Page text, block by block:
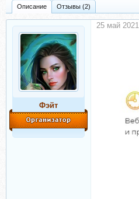
Описание Отзывы (2)
Фэйт
25 май 2021